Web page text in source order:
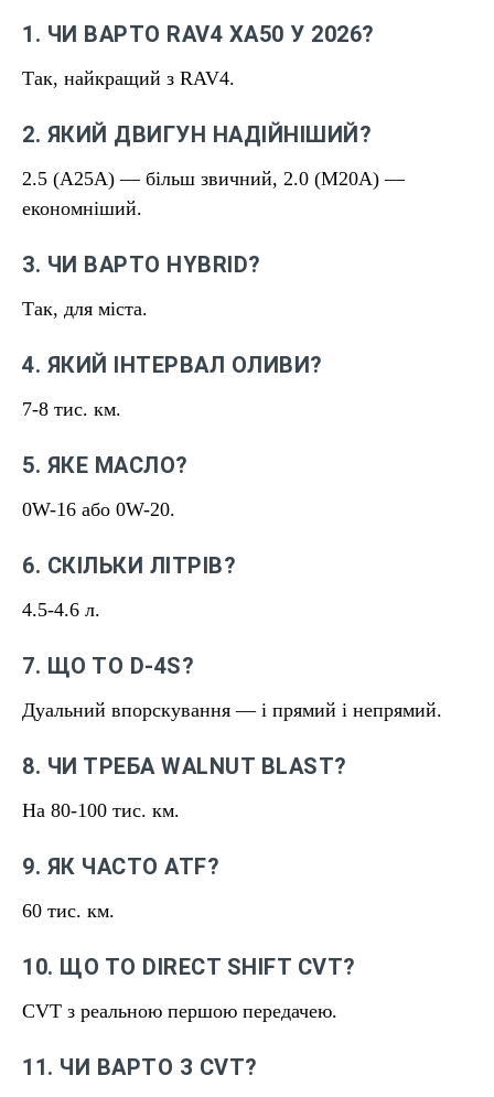
1. ЧИ ВАРТО RAV4 XA50 У 2026?
Так, найкращий з RAV4.
2. ЯКИЙ ДВИГУН НАДІЙНІШИЙ?
2.5 (A25A) — більш звичний, 2.0 (M20A) —
економніший.
3. ЧИ ВАРТО HYBRID?
Так, для міста.
4. ЯКИЙ ІНТЕРВАЛ ОЛИВИ?
7-8 тис. км.
5. ЯКЕ МАСЛО?
0W-16 або 0W-20.
6. СКІЛЬКИ ЛІТРІВ?
4.5-4.6 л.
7. ЩО ТО D-4S?
Дуальний впорскування — і прямий і непрямий.
8. ЧИ ТРЕБА WALNUT BLAST?
На 80-100 тис. км.
9. ЯК ЧАСТО ATF?
60 тис. км.
10. ЩО ТО DIRECT SHIFT CVT?
CVT з реальною першою передачею.
11. ЧИ ВАРТО З CVT?